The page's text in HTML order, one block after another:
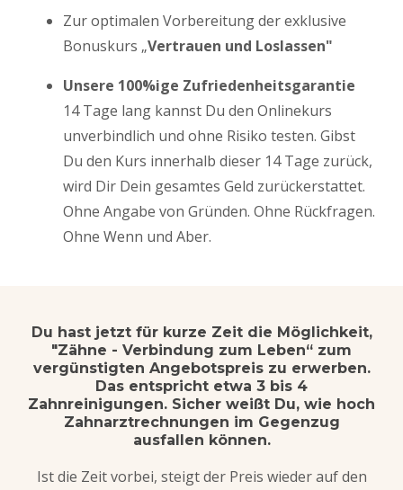
Zur optimalen Vorbereitung der exklusive
Bonuskurs „Vertrauen und Loslassen"
Unsere 100%ige Zufriedenheitsgarantie
14 Tage lang kannst Du den Onlinekurs
unverbindlich und ohne Risiko testen. Gibst
Du den Kurs innerhalb dieser 14 Tage zurück,
wird Dir Dein gesamtes Geld zurückerstattet.
Ohne Angabe von Gründen. Ohne Rückfragen.
Ohne Wenn und Aber.
Du hast jetzt für kurze Zeit die Möglichkeit,
"Zähne - Verbindung zum Leben“ zum
vergünstigten Angebotspreis zu erwerben.
Das entspricht etwa 3 bis 4
Zahnreinigungen. Sicher weißt Du, wie hoch
Zahnarztrechnungen im Gegenzug
ausfallen können.
Ist die Zeit vorbei, steigt der Preis wieder auf den